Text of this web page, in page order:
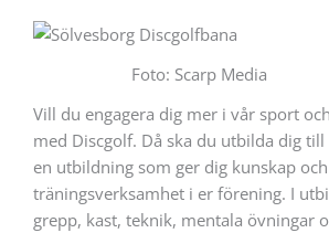
Foto: Scarp Media
Vill du engagera dig mer i vår sport
med Discgolf. Då ska du utbilda dig
en utbildning som ger dig kunskap
träningsverksamhet i er förening. I
grepp, kast, teknik, mentala övningar